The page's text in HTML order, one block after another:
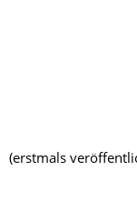
(erstmals